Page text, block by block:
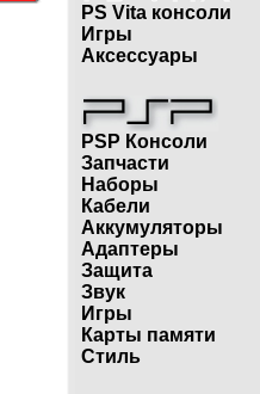
PS Vita консоли
Игры
Аксессуары
PSP Консоли
Запчасти
Наборы
Кабели
Аккумуляторы
Адаптеры
Защита
Звук
Игры
Карты памяти
Стиль